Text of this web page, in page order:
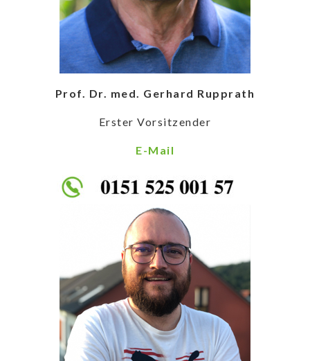
Prof. Dr. med. Gerhard Rupprath
Erster Vorsitzender
E-Mail